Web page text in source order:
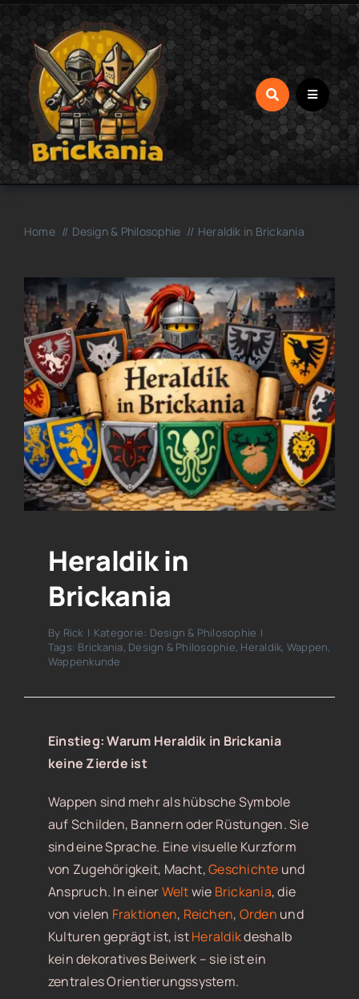
Zum
Inhalt
springen
Home Design & Philosophie Heraldik in Brickania
Heraldik in
Brickania
By Rick | Kategorie: Design & Philosophie |
Tags: Brickania, Design & Philosophie, Heraldik, Wappen,
Wappenkunde
Einstieg: Warum Heraldik in Brickania
keine Zierde ist
Wappen sind mehr als hübsche Symbole
auf Schilden, Bannern oder Rüstungen. Sie
sind eine Sprache. Eine visuelle Kurzform
von Zugehörigkeit, Macht,Geschichte und
Anspruch. In einerWeltwie Brickania, die
von vielen Fraktionen, Reichen, Orden und
Kulturen geprägt ist, istHeraldikdeshalb
kein dekoratives Beiwerk – sie ist ein
zentrales Orientierungssystem.